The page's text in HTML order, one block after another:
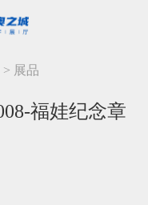
> 展品
福娃纪念章